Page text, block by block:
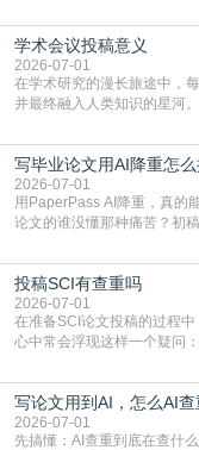
质量，更能在此过程中深化
文，使其在语言和学术表达
习的技能。本篇AEIC学术交
学术会议投稿意义
2026-07-01
在学术研究的漫长旅途中，
并最终融入人类知识的星河
广阔学术天地的大门，连接
就为大家介绍“学术会议投稿
常具有周期短、时效性强的
写毕业论文用AI降重怎
2026-07-01
用PaperPass AI降重，真的
论文的谁没懂那种痛苦？初
到秃头。这时候靠谱的AI降
三天都做不完的事。不是所
真的可以试试：初稿写完重复
投稿SCI有查重吗
2026-07-01
在准备SCI论文投稿的过程
心中常会浮现这样一个疑问
论文的初审通过率。实际上
或缺的一环。本篇AEIC学术
一、查重是标准流程答案是
写论文用到AI，怎么AI
2026-07-01
先搞懂：AI查重到底在查什